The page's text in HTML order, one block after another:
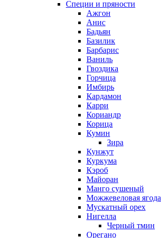
Специи и пряности
Ажгон
Анис
Бадьян
Базилик
Барбарис
Ваниль
Гвоздика
Горчица
Имбирь
Кардамон
Карри
Кориандр
Корица
Кумин
Зира
Кунжут
Куркума
Кэроб
Майоран
Манго сушеный
Можжевеловая ягода
Мускатный орех
Нигелла
Черный тмин
Орегано